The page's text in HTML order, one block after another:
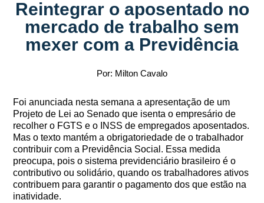
Reintegrar o aposentado no
mercado de trabalho sem
mexer com a Previdência
Por: Milton Cavalo
Foi anunciada nesta semana a apresentação de um
Projeto de Lei ao Senado que isenta o empresário de
recolher o FGTS e o INSS de empregados aposentados.
Mas o texto mantém a obrigatoriedade de o trabalhador
contribuir com a Previdência Social. Essa medida
preocupa, pois o sistema previdenciário brasileiro é o
contributivo ou solidário, quando os trabalhadores ativos
contribuem para garantir o pagamento dos que estão na
inatividade.